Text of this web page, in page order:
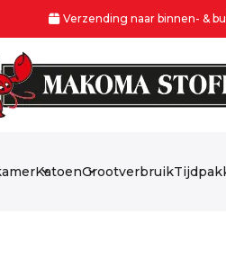
Verzending naar binnen- &
KatoenGrootverbruik